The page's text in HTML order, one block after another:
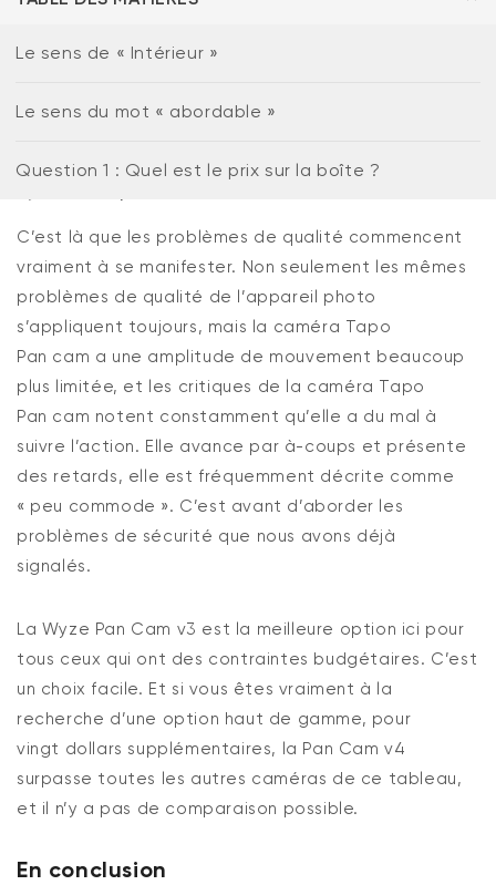
Le sens de « Intérieur »
Le sens du mot « abordable »
Question 1 : Quel est le prix sur la boîte ?
6 avril 2026 Share
Quelle est la meilleure caméra de sécurité
?
C’est là que les problèmes de qualité commencent
vraiment à se manifester. Non seulement les mêmes
problèmes de qualité de l’appareil photo
s’appliquent toujours, mais la caméra Tapo
Pan cam a une amplitude de mouvement beaucoup
plus limitée, et les critiques de la caméra Tapo
Pan cam notent constamment qu’elle a du mal à
suivre l’action. Elle avance par à-coups et présente
des retards, elle est fréquemment décrite comme
« peu commode ». C’est avant d’aborder les
problèmes de sécurité que nous avons déjà
signalés.
La Wyze Pan Cam v3 est la meilleure option ici pour
tous ceux qui ont des contraintes budgétaires. C’est
un choix facile. Et si vous êtes vraiment à la
recherche d’une option haut de gamme, pour
vingt dollars supplémentaires, la Pan Cam v4
surpasse toutes les autres caméras de ce tableau,
et il n’y a pas de comparaison possible.
En conclusion
Wyze Cam v4 + carte microSD 32
Go
59,98 $US
63,96 $US
Add to cart
More options